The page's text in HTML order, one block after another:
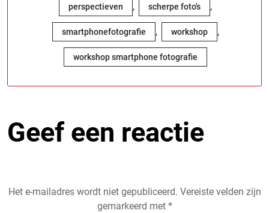
perspectieven , scherpe foto's ,
smartphonefotografie , workshop ,
workshop smartphone fotografie
Geef een reactie
Het e-mailadres wordt niet gepubliceerd. Vereiste velden zijn
gemarkeerd met *